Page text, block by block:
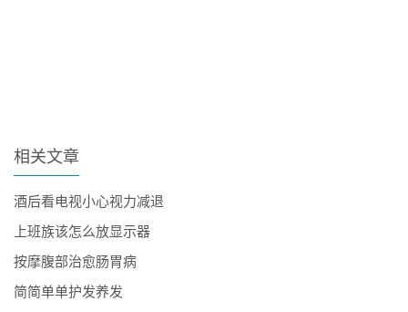
相关文章
酒后看电视小心视力减退
上班族该怎么放显示器
按摩腹部治愈肠胃病
简简单单护发养发